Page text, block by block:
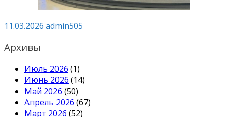
11.03.2026 admin505
Архивы
Июль 2026 (1)
Июнь 2026 (14)
Май 2026 (50)
Апрель 2026 (67)
Март 2026 (52)